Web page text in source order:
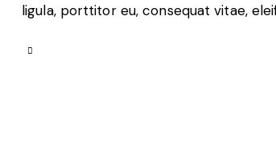
ligula, porttitor eu, consequat vitae,